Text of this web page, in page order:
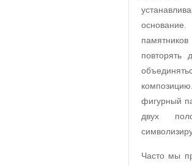
повторять
фигурный
двух
Часто мы